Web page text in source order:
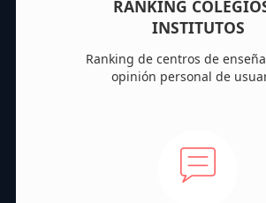
RANKING
INSTITUTOS
Ranking de centros de
opinión personal de